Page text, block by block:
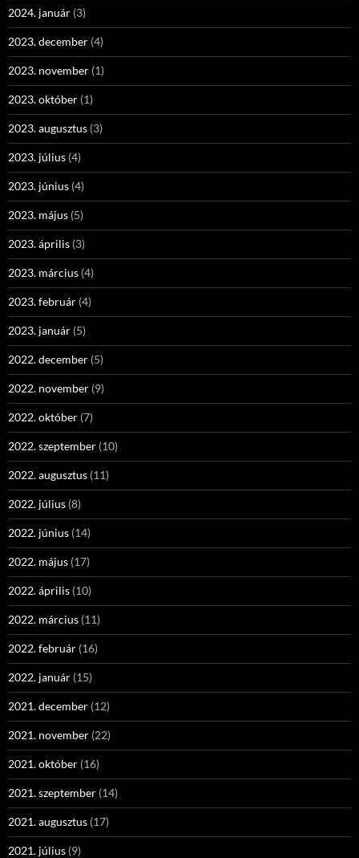
2024. január (3)
2023. december (4)
2023. november (1)
2023. október (1)
2023. augusztus (3)
2023. július (4)
2023. június (4)
2023. május (5)
2023. április (3)
2023. március (4)
2023. február (4)
2023. január (5)
2022. december (5)
2022. november (9)
2022. október (7)
2022. szeptember (10)
2022. augusztus (11)
2022. július (8)
2022. június (14)
2022. május (17)
2022. április (10)
2022. március (11)
2022. február (16)
2022. január (15)
2021. december (12)
2021. november (22)
2021. október (16)
2021. szeptember (14)
2021. augusztus (17)
2021. július (9)